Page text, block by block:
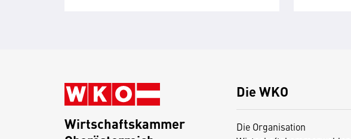
Die WKO
Die Organisation
Wirtschaftskammer